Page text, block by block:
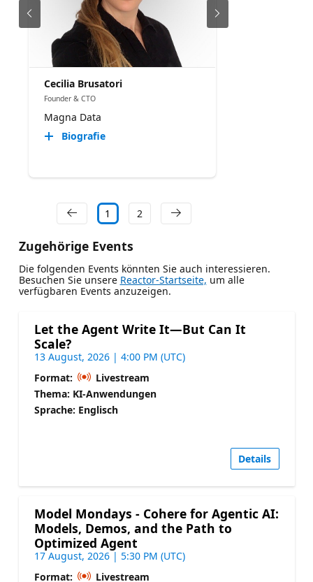
Cecilia Brusatori
Founder & CTO
Magna Data
Biografie
1 2
Zugehörige Events
Die folgenden Events könnten Sie auch interessieren.
Besuchen Sie unsere Reactor-Startseite, um alle
verfügbaren Events anzuzeigen.
Let the Agent Write It—But Can It
Scale?
13 August, 2026 | 4:00 PM (UTC)
Format:
Livestream
Thema: KI-Anwendungen
Sprache: Englisch
Details
Model Mondays - Cohere for Agentic AI:
Models, Demos, and the Path to
Optimized Agent
17 August, 2026 | 5:30 PM (UTC)
Format:
Livestream